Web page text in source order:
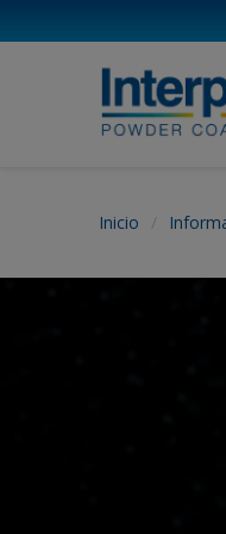
Inicio